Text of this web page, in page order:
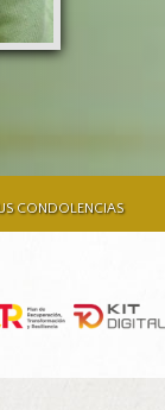
CONDOLENCIAS